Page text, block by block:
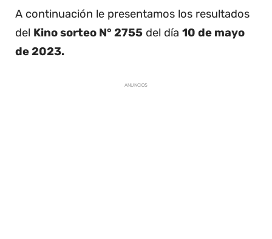
A continuación le presentamos los resultados
del Kino sorteo N° 2755 del día 10 de mayo
de 2023.
ANUNCIOS